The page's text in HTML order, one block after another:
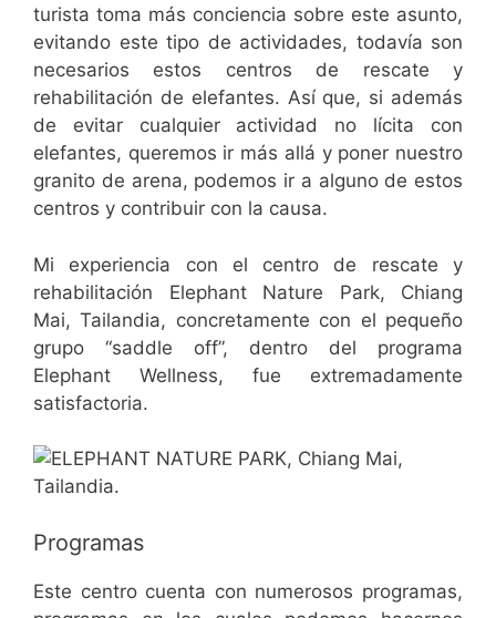
turista toma más conciencia sobre este asunto,
evitando este tipo de actividades, todavía son
necesarios estos centros de rescate y
rehabilitación de elefantes. Así que, si además
de evitar cualquier actividad no lícita con
elefantes, queremos ir más allá y poner nuestro
granito de arena, podemos ir a alguno de estos
centros y contribuir con la causa.
Mi experiencia con el centro de rescate y
rehabilitación Elephant Nature Park, Chiang
Mai, Tailandia, concretamente con el pequeño
grupo “saddle off”, dentro del programa
Elephant Wellness, fue extremadamente
satisfactoria.
Programas
Este centro cuenta con numerosos programas,